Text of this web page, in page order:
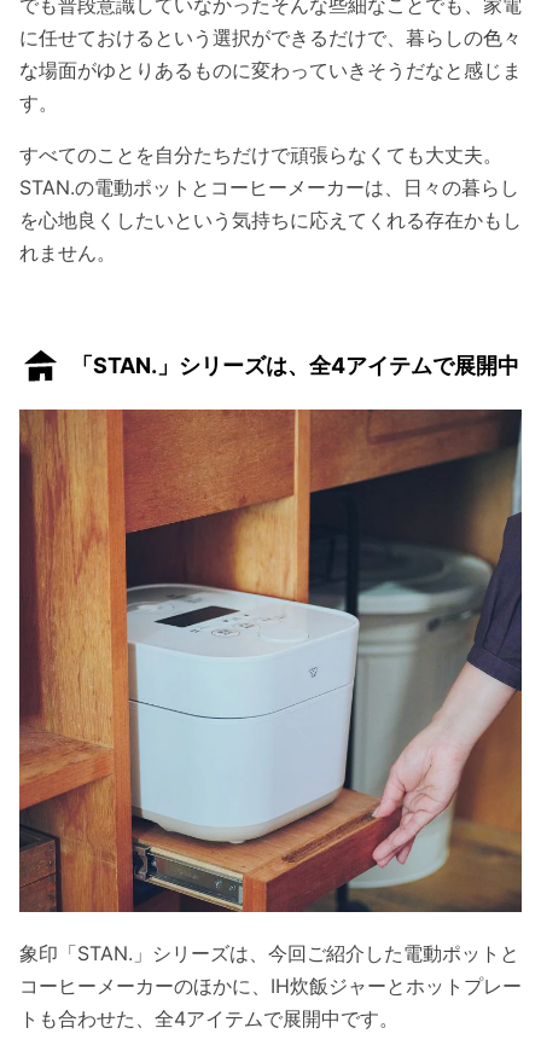
に任せておけるという選択ができるだけで、暮らしの色々
な場面がゆとりあるものに変わっていきそうだなと感じま
す。
すべてのことを自分たちだけで頑張らなくても大丈夫。
STAN.の電動ポットとコーヒーメーカーは、日々の暮らし
を心地良くしたいという気持ちに応えてくれる存在かもし
れません。
「STAN.」シリーズは、全4アイテムで展開中
象印「STAN.」シリーズは、今回ご紹介した電動ポットと
コーヒーメーカーのほかに、IH炊飯ジャーとホットプレー
トも合わせた、全4アイテムで展開中です。